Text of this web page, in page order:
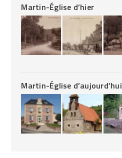
Martin-Église d’hier
Martin-Église d’aujourd’hui